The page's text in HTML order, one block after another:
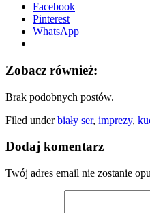
Facebook
Pinterest
WhatsApp
Zobacz również:
Brak podobnych postów.
Filed underbiały ser, imprezy,
Dodaj komentarz
Twój adres email nie zostanie